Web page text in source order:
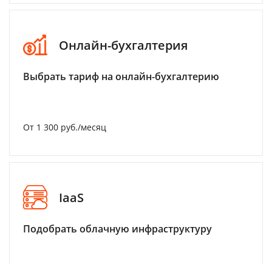
Онлайн-бухгалтерия
Выбрать тариф на онлайн-бухгалтерию
От 1 300 руб./месяц
IaaS
Подобрать облачную инфраструктуру